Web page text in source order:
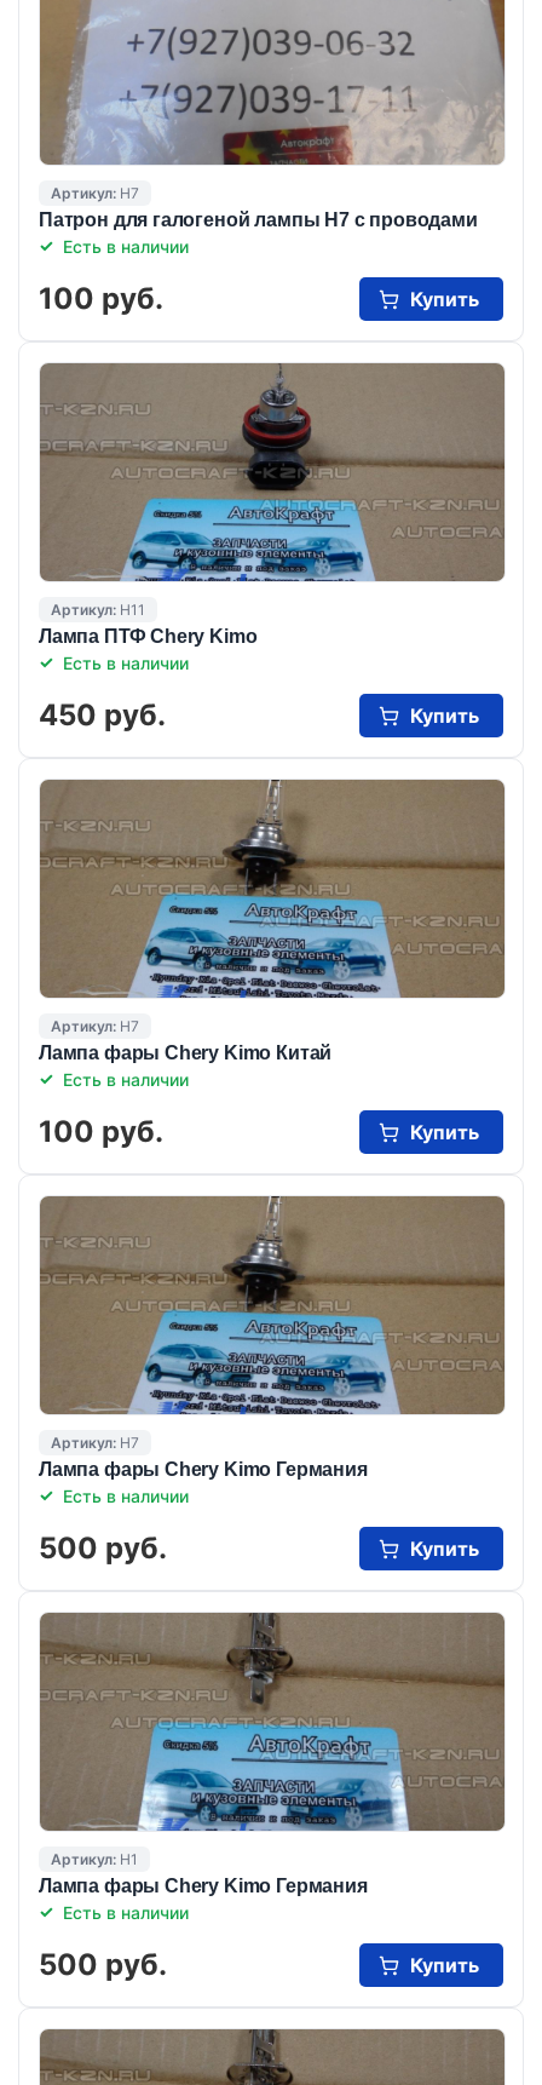
Артикул: Н7
Патрон для галогеной лампы Н7 с проводами
Есть в наличии
100 руб. Купить
Артикул: H11
Лампа ПТФ Chery Kimo
Есть в наличии
450 руб. Купить
Артикул: H7
Лампа фары Chery Kimo Китай
Есть в наличии
100 руб. Купить
Артикул: H7
Лампа фары Chery Kimo Германия
Есть в наличии
500 руб. Купить
Артикул: H1
Лампа фары Chery Kimo Германия
Есть в наличии
500 руб. Купить